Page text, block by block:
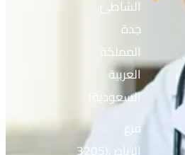
الشاطئ،
جدة
المملكة
العربية
السعودية)
فرع